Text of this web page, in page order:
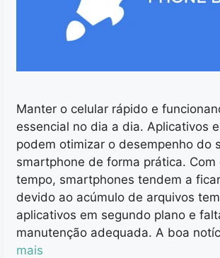
Manter o celular rápido e
essencial no dia a dia. Aplicativos
podem otimizar o desempenho do
smartphone de forma prática. Com
tempo, smartphones tendem a
devido ao acúmulo de arquivos
aplicativos em segundo plano e
manutenção adequada. A boa
mais